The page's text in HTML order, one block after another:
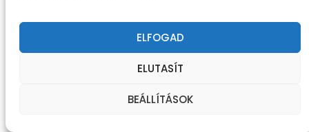
ELFOGAD
ELUTASÍT
BEÁLLÍTÁSOK